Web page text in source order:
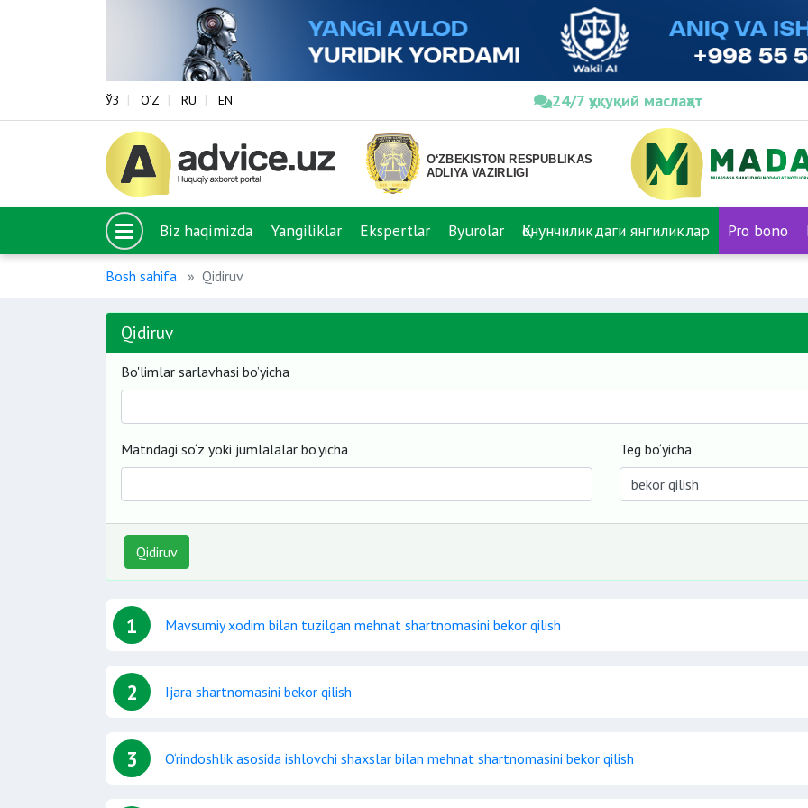
ЎЗ O‘Z RU EN 24/7 ҳуқуқий маслаҳат
Biz haqimizda Yangiliklar Ekspertlar Byurolar Қонунчиликдаги янгиликлар Pro bono
Bosh sahifa Qidiruv
Qidiruv
Bo'limlar sarlavhasi bo’yicha
Matndagi so‘z yoki jumlalalar bo‘yicha Teg bo‘yicha
Qidiruv
1 Mavsumiy xodim bilan tuzilgan mehnat shartnomasini bekor qilish
2 Ijara shartnomasini bekor qilish
3 O‘rindoshlik asosida ishlovchi shaxslar bilan mehnat shartnomasini bekor qilish